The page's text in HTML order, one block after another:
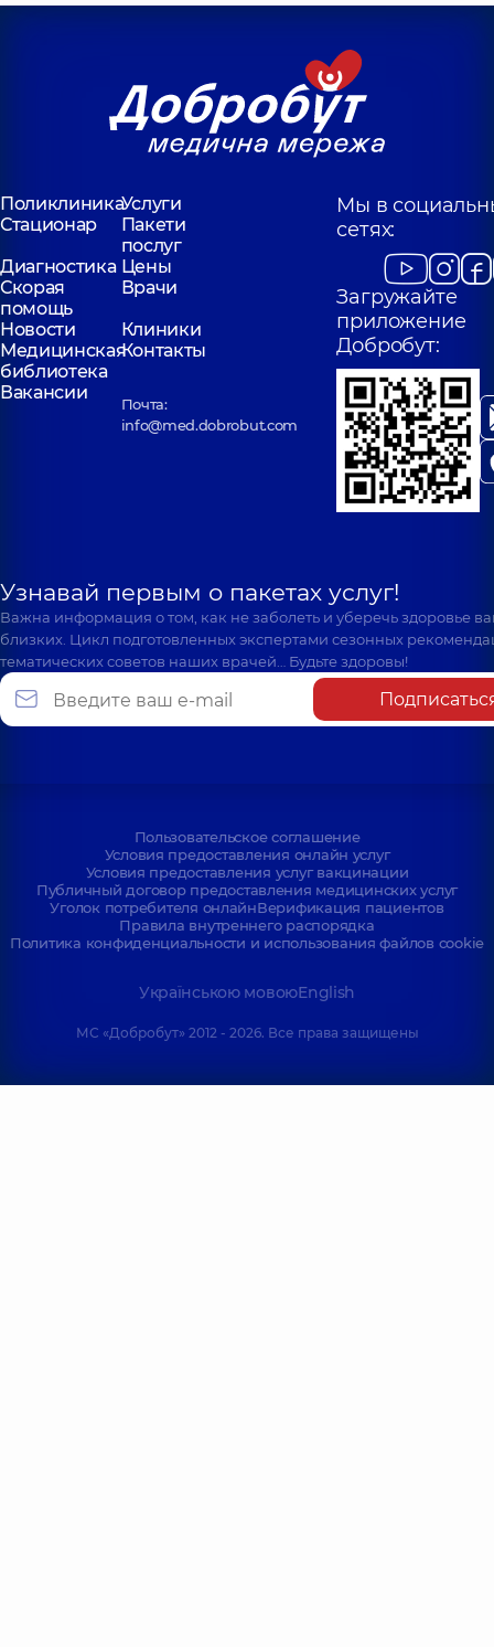
ПоликлиникаУслуги
Стационар
Пакети
послуг
Диагностика Цены
Скорая
помощь
Врачи
Новости
Клиники
Медицинская
библиотека
Контакты
Вакансии
Почта:
info@med.dobrobut.com
Мы в
сетях:
Загружайте
приложение
Добробут:
Узнавай первым о пакетах услуг!
Важна информация о том, как не заболеть и уберечь здоровье
близких. Цикл подготовленных экспертами сезонных
тематических советов наших врачей… Будьте здоровы!
Пользовательское соглашение
Условия предоставления онлайн услуг
Условия предоставления услуг вакцинации
Публичный договор предоставления медицинских услуг
Уголок потребителя онлайнВерификация пациентов
Правила внутреннего распорядка
Политика конфиденциальности и использования файлов cookie
Українською мовоюEnglish
МС «Добробут» 2012 - 2026. Все права защищены